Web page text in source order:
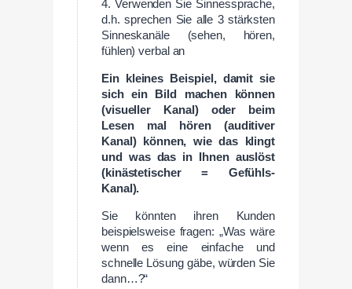
4. Verwenden Sie Sinnessprache,
d.h. sprechen Sie alle 3 stärksten
Sinneskanäle (sehen, hören,
fühlen) verbal an
Ein kleines Beispiel, damit sie
sich ein Bild machen können
(visueller Kanal) oder beim
Lesen mal hören (auditiver
Kanal) können, wie das klingt
und was das in Ihnen auslöst
(kinästetischer = Gefühls-
Kanal).
Sie könnten ihren Kunden
beispielsweise fragen: „Was wäre
wenn es eine einfache und
schnelle Lösung gäbe, würden Sie
dann…?“